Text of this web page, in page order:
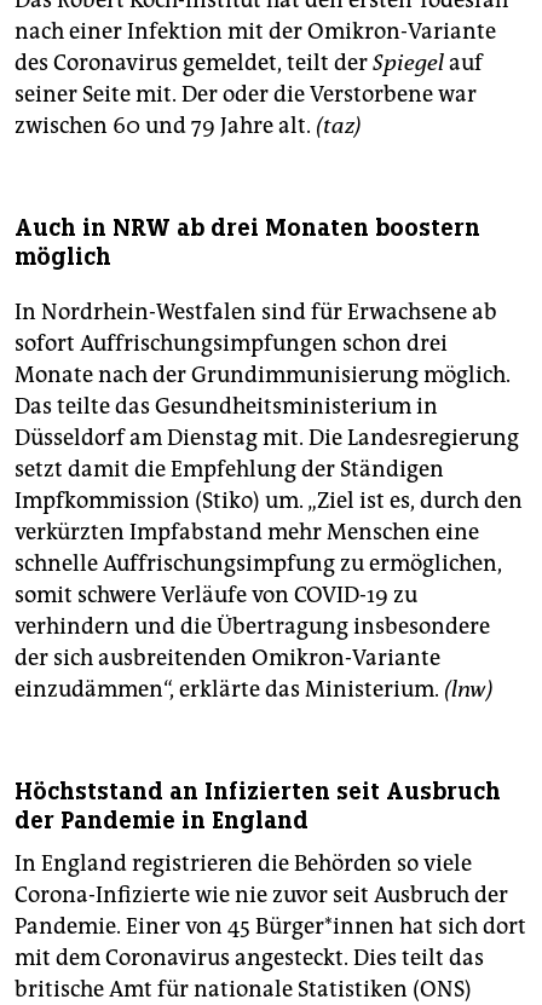
nach einer Infektion mit der Omikron-Variante
des Coronavirus gemeldet, teilt derSpiegelauf
seiner Seite mit. Der oder die Verstorbene war
zwischen 60 und 79 Jahre alt. (taz)
Auch in NRW ab drei Monaten boostern
möglich
In Nordrhein-Westfalen sind für Erwachsene ab
sofort Auffrischungsimpfungen schon drei
Monate nach der Grundimmunisierung möglich.
Das teilte das Gesundheitsministerium in
Düsseldorf am Dienstag mit. Die Landesregierung
setzt damit die Empfehlung der Ständigen
Impfkommission (Stiko) um. „Ziel ist es, durch den
verkürzten Impfabstand mehr Menschen eine
schnelle Auffrischungsimpfung zu ermöglichen,
somit schwere Verläufe von COVID-19 zu
verhindern und die Übertragung insbesondere
der sich ausbreitenden Omikron-Variante
einzudämmen“, erklärte das Ministerium. (lnw)
Höchststand an Infizierten seit Ausbruch
der Pandemie in England
In England registrieren die Behörden so viele
Corona-Infizierte wie nie zuvor seit Ausbruch der
Pandemie. Einer von 45 Bür­ge­r*in­nen hat sich dort
mit dem Coronavirus angesteckt. Dies teilt das
britische Amt für nationale Statistiken (ONS)